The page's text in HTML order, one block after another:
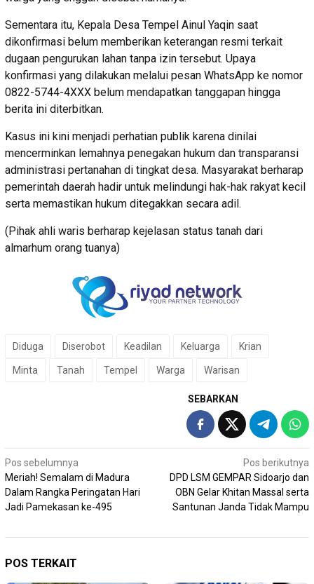
Sementara itu, Kepala Desa Tempel Ainul Yaqin saat
dikonfirmasi belum memberikan keterangan resmi terkait
dugaan pengurukan lahan tanpa izin tersebut. Upaya
konfirmasi yang dilakukan melalui pesan WhatsApp ke nomor
0822-5744-4XXX belum mendapatkan tanggapan hingga
berita ini diterbitkan.
Kasus ini kini menjadi perhatian publik karena dinilai
mencerminkan lemahnya penegakan hukum dan transparansi
administrasi pertanahan di tingkat desa. Masyarakat berharap
pemerintah daerah hadir untuk melindungi hak-hak rakyat kecil
serta memastikan hukum ditegakkan secara adil.
(Pihak ahli waris berharap kejelasan status tanah dari
almarhum orang tuanya)
Diduga Diserobot Keadilan Keluarga Krian
Minta Tanah Tempel Warga Warisan
SEBARKAN
Navigasi
pos
Pos sebelumnya
Meriah! Semalam di Madura
Dalam Rangka Peringatan Hari
Jadi Pamekasan ke-495
Pos berikutnya
DPD LSM GEMPAR Sidoarjo dan
OBN Gelar Khitan Massal serta
Santunan Janda Tidak Mampu
POS TERKAIT